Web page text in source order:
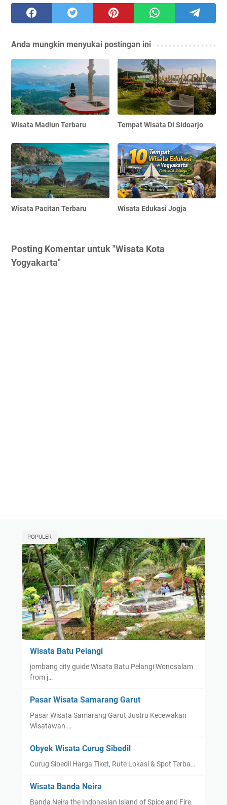
Anda mungkin menyukai postingan ini
Wisata Madiun Terbaru Tempat Wisata Di Sidoarjo
Wisata Pacitan Terbaru Wisata Edukasi Jogja
Posting Komentar untuk "Wisata Kota
Yogyakarta"
POPULER
Wisata Batu Pelangi
jombang city guide Wisata Batu Pelangi Wonosalam
from j…
Pasar Wisata Samarang Garut
Pasar Wisata Samarang Garut Justru Kecewakan
Wisatawan …
Obyek Wisata Curug Sibedil
Curug Sibedil Harga Tiket, Rute Lokasi & Spot Terba…
Wisata Banda Neira
Banda Neira the Indonesian Island of Spice and Fire